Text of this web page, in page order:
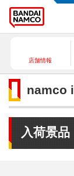
店舗情報
namco
入荷景